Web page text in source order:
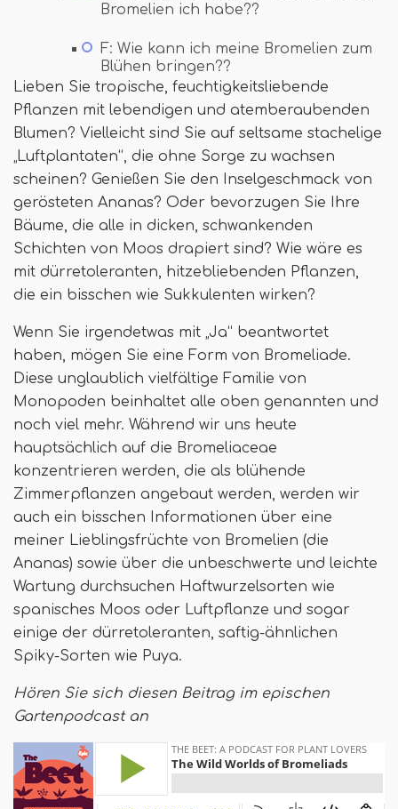
Bromelien ich habe??
F: Wie kann ich meine Bromelien zum
Blühen bringen??
Lieben Sie tropische, feuchtigkeitsliebende
Pflanzen mit lebendigen und atemberaubenden
Blumen? Vielleicht sind Sie auf seltsame stachelige
„Luftplantaten“, die ohne Sorge zu wachsen
scheinen? Genießen Sie den Inselgeschmack von
gerösteten Ananas? Oder bevorzugen Sie Ihre
Bäume, die alle in dicken, schwankenden
Schichten von Moos drapiert sind? Wie wäre es
mit dürretoleranten, hitzebliebenden Pflanzen,
die ein bisschen wie Sukkulenten wirken?
Wenn Sie irgendetwas mit „Ja“ beantwortet
haben, mögen Sie eine Form von Bromeliade.
Diese unglaublich vielfältige Familie von
Monopoden beinhaltet alle oben genannten und
noch viel mehr. Während wir uns heute
hauptsächlich auf die Bromeliaceae
konzentrieren werden, die als blühende
Zimmerpflanzen angebaut werden, werden wir
auch ein bisschen Informationen über eine
meiner Lieblingsfrüchte von Bromelien (die
Ananas) sowie über die unbeschwerte und leichte
Wartung durchsuchen Haftwurzelsorten wie
spanisches Moos oder Luftpflanze und sogar
einige der dürretoleranten, saftig-ähnlichen
Spiky-Sorten wie Puya.
Hören Sie sich diesen Beitrag im epischen
Gartenpodcast an